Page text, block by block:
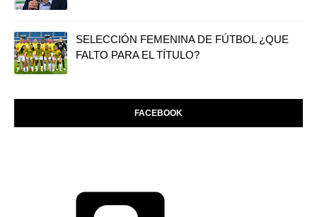
SELECCIÓN FEMENINA DE FÚTBOL ¿QUE
FALTO PARA EL TÍTULO?
FACEBOOK